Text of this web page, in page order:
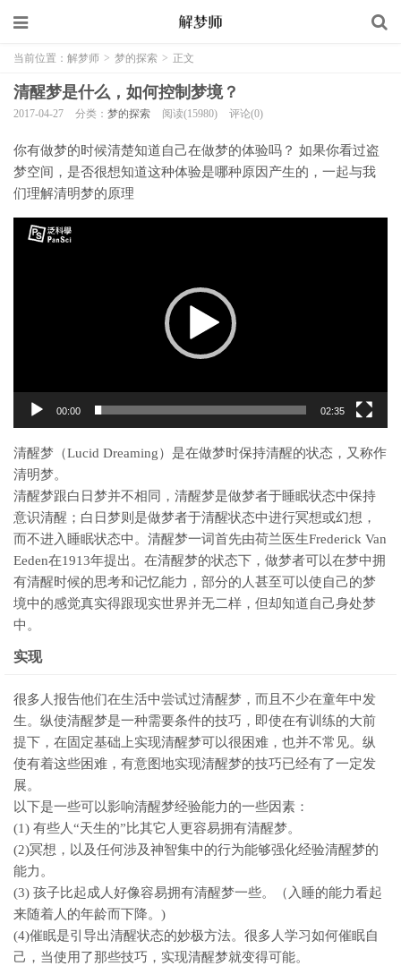
当前位置： 解梦师 > 梦的探索 > 正文
清醒梦是什么，如何控制梦境？
2017-04-27 分类： 梦的探索 阅读(15980) 评论(0)
你有做梦的时候清楚知道自己在做梦的体验吗？ 如果你看过盗
梦空间，是否很想知道这种体验是哪种原因产生的，一起与我
们理解清明梦的原理
00:00 02:35
清醒梦（Lucid Dreaming）是在做梦时保持清醒的状态，又称作
清明梦。
清醒梦跟白日梦并不相同，清醒梦是做梦者于睡眠状态中保持
意识清醒；白日梦则是做梦者于清醒状态中进行冥想或幻想，
而不进入睡眠状态中。清醒梦一词首先由荷兰医生Frederick Van
Eeden在1913年提出。在清醒梦的状态下，做梦者可以在梦中拥
有清醒时候的思考和记忆能力，部分的人甚至可以使自己的梦
境中的感觉真实得跟现实世界并无二样，但却知道自己身处梦
中。
实现
很多人报告他们在生活中尝试过清醒梦，而且不少在童年中发
生。纵使清醒梦是一种需要条件的技巧，即使在有训练的大前
提下，在固定基础上实现清醒梦可以很困难，也并不常见。纵
使有着这些困难，有意图地实现清醒梦的技巧已经有了一定发
展。
以下是一些可以影响清醒梦经验能力的一些因素：
(1) 有些人“天生的”比其它人更容易拥有清醒梦。
(2)冥想，以及任何涉及神智集中的行为能够强化经验清醒梦的
能力。
(3) 孩子比起成人好像容易拥有清醒梦一些。（入睡的能力看起
来随着人的年龄而下降。)
(4)催眠是引导出清醒状态的妙极方法。很多人学习如何催眠自
己，当使用了那些技巧，实现清醒梦就变得可能。